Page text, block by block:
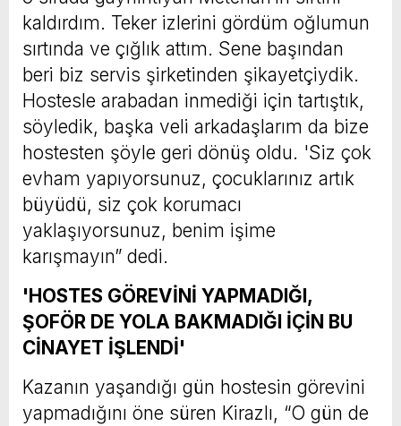
kaldırdım. Teker izlerini gördüm oğlumun
sırtında ve çığlık attım. Sene başından
beri biz servis şirketinden şikayetçiydik.
Hostesle arabadan inmediği için tartıştık,
söyledik, başka veli arkadaşlarım da bize
hostesten şöyle geri dönüş oldu. 'Siz çok
evham yapıyorsunuz, çocuklarınız artık
büyüdü, siz çok korumacı
yaklaşıyorsunuz, benim işime
karışmayın” dedi.
'HOSTES GÖREVİNİ YAPMADIĞI,
ŞOFÖR DE YOLA BAKMADIĞI İÇİN BU
CİNAYET İŞLENDİ'
Kazanın yaşandığı gün hostesin görevini
yapmadığını öne süren Kirazlı, “O gün de